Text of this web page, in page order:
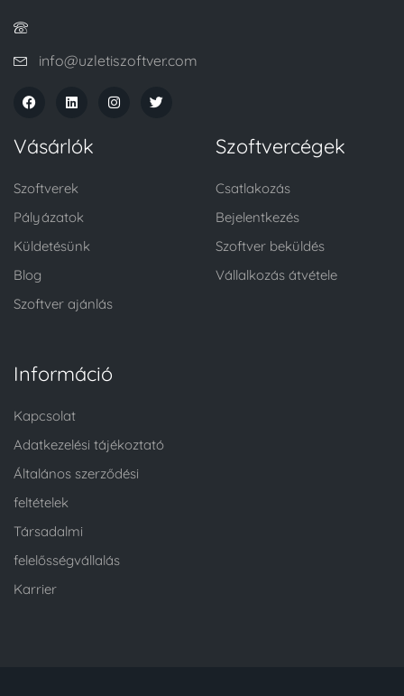
info@uzletiszoftver.com
Vásárlók
Szoftverek
Pályázatok
Küldetésünk
Blog
Szoftver ajánlás
Szoftvercégek
Csatlakozás
Bejelentkezés
Szoftver beküldés
Vállalkozás átvétele
Információ
Kapcsolat
Adatkezelési tájékoztató
Általános szerződési
feltételek
Társadalmi
felelősségvállalás
Karrier